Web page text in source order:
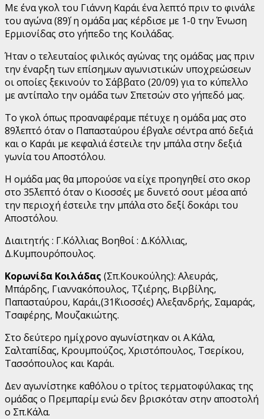
Με ένα γκολ του Γιάννη Καράι ένα λεπτό πριν το φινάλε
του αγώνα (89΄) η ομάδα μας κέρδισε με 1-0 την Ένωση
Ερμιονίδας στο γήπεδο της Κοιλάδας.
Ήταν ο τελευταίος φιλικός αγώνας της ομάδας μας πριν
την έναρξη των επίσημων αγωνιστικών υποχρεώσεων
οι οποίες ξεκινούν το Σάββατο (20/09) για το κύπελλο
με αντίπαλο την ομάδα των Σπετσών στο γήπεδό μας.
Το γκολ όπως προαναφέραμε πέτυχε η ομάδα μας στο
89΄λεπτό όταν ο Παπασταύρου έβγαλε σέντρα από δεξιά
και ο Καράι με κεφαλιά έστειλε την μπάλα στην δεξιά
γωνία του Αποστόλου.
Η ομάδα μας θα μπορούσε να είχε προηγηθεί στο σκορ
στο 35΄λεπτό όταν ο Κιοσσές με δυνετό σουτ μέσα από
την περιοχή έστειλε την μπάλα στο δεξί δοκάρι του
Αποστόλου.
Διαιτητής : Γ.Κόλλιας Βοηθοί : Δ.Κόλλιας,
Δ.Κυμπουρόπουλος.
Κορωνίδα Κοιλάδας (Σπ.Κουκούλης): Αλευράς,
Μπάρδης, Γιαννακόπουλος, Τζιέρης, Βιρβίλης,
Παπασταύρου, Καράι,(31΄Κιοσσές) Αλεξανδρής, Σαμαράς,
Τσαφέρης, Μουζακιώτης.
Στο δεύτερο ημίχρονο αγωνίστηκαν οι Α.Κάλα,
Σαλταπίδας, Κρουμπούζος, Χριστόπουλος, Τσερίκου,
Τασσόπουλος και Καράι.
Δεν αγωνίστηκε καθόλου ο τρίτος τερματοφύλακας της
ομάδας ο Πρεμπαρίμ ενώ δεν βρισκόταν στην αποστολή
ο Σπ.Κάλα.